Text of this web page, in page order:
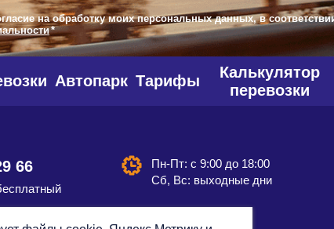
на обработку моих персональных данных, в
*
Автопарк Тарифы
Калькулятор
перевозки
66
Пн-Пт: с 9:00 до 18:00
Сб, Вс: выходные дни